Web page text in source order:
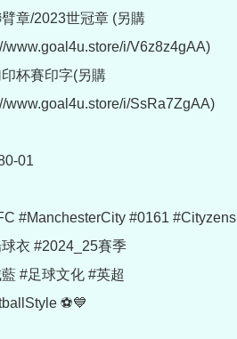
章/2023世冠章 (另購
www.goal4u.store/i/V6z8z4gAA)
杯賽印字(另購
www.goal4u.store/i/SsRa7ZgAA)
01
#ManchesterCity #0161 #Cityzens
衣 #2024_25賽季
#足球文化 #英超
⚽💙